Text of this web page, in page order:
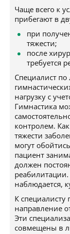
Чаще всего к
прибегают в
при
тяжести;
после
требуется
Специалист
нагрузку с
Гимнастика
контролем.
тяжести
могут
пациент
должен
наблюдается,
К
направление
Эти
совмещены в